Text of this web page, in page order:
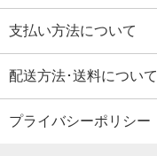
支払い方法について
配送方法･送料について
プライバシーポリシー